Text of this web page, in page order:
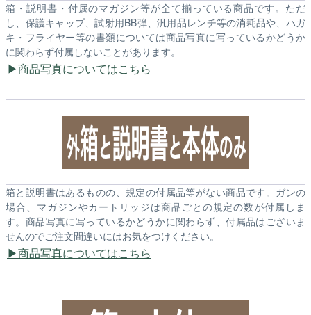
箱・説明書・付属のマガジン等が全て揃っている商品です。ただ
し、保護キャップ、試射用BB弾、汎用品レンチ等の消耗品や、ハガ
キ・フライヤー等の書類については商品写真に写っているかどうか
に関わらず付属しないことがあります。
商品写真についてはこちら
箱と説明書はあるものの、規定の付属品等がない商品です。ガンの
場合、マガジンやカートリッジは商品ごとの規定の数が付属しま
す。商品写真に写っているかどうかに関わらず、付属品はございま
せんのでご注文間違いにはお気をつけください。
商品写真についてはこちら